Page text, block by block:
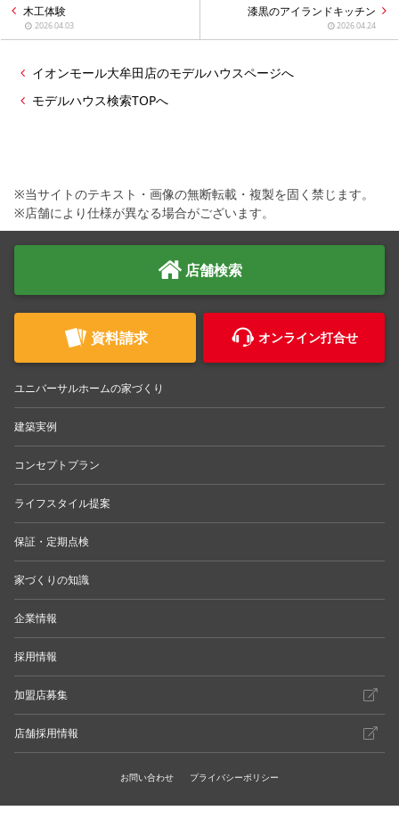
木工体験
2026.04.03
漆黒のアイランドキッチン
2026.04.24
イオンモール大牟田店のモデルハウスページへ
モデルハウス検索TOPへ
※当サイトのテキスト・画像の無断転載・複製を固く禁じます。
※店舗により仕様が異なる場合がございます。
店舗検索
資料請求 オンライン打合せ
ユニバーサルホームの家づくり
建築実例
コンセプトプラン
ライフスタイル提案
保証・定期点検
家づくりの知識
企業情報
採用情報
加盟店募集
店舗採用情報
お問い合わせ プライバシーポリシー